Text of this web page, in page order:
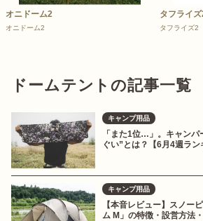
オニドーム2
オニドーム2
タフライ
タフライズ2
ドームテントの記事一覧
キャンプ用品
「また1位…」。キャン
ぐい”とは？【6月4週ラン
キャンプ用品
【本音レビュー】スノー
ム M」の特徴・設営方法